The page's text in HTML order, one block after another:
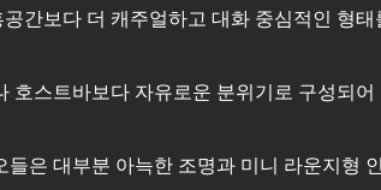
간보다 더 캐주얼하고 대화 중심적인 형
호스트바보다 자유로운 분위기로 구성되
들은 대부분 아늑한 조명과 미니 라운지형